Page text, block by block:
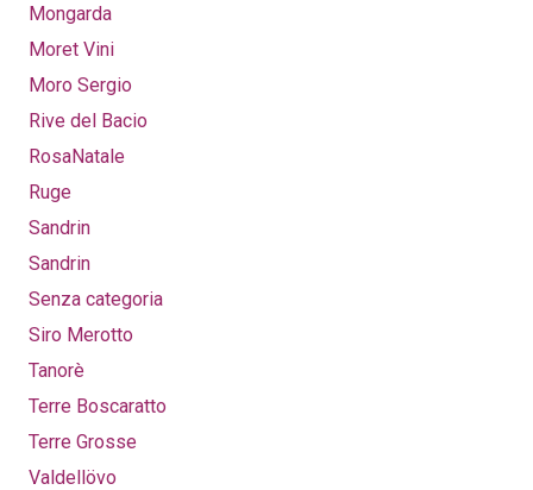
Mongarda
Moret Vini
Moro Sergio
Rive del Bacio
RosaNatale
Ruge
Sandrin
Sandrin
Senza categoria
Siro Merotto
Tanorè
Terre Boscaratto
Terre Grosse
Valdellövo